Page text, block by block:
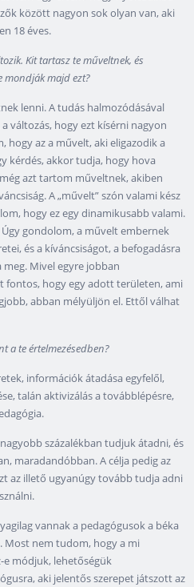
között nagyon sok olyan van, aki
18éves.
Kit tartasz te műveltnek, és
mondják majd ezt?
lenni. A tudás halmozódásával
változás, hogy ezt kísérni nagyon
hogy az a művelt, aki eligazodik a
kérdés, akkor tudja, hogy hova
azt tartom műveltnek, akiben
A „művelt” szón valami kész
hogy ez egy dinamikusabb valami.
gondolom, a művelt embernek
és a kíváncsiságot, a befogadásra
Mivel egyre jobban
fontos, hogy egy adott területen, ami
abban mélyüljön el. Ettől válhat
a te értelmezésedben?
információk átadása egyfelől,
talán aktivizálás a továbblépésre,
százalékban tudjuk átadni, és
maradandóbban. A célja pedig az
az illető ugyanúgy tovább tudja adni
vannak a pedagógusok a béka
Most nem tudom, hogy a mi
e módjuk, lehetőségük
aki jelentős szerepet játszott az